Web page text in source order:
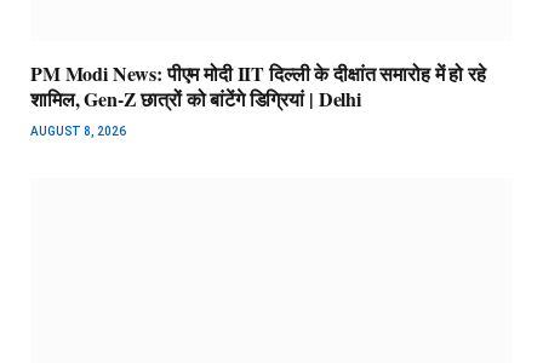
PM Modi News: पीएम मोदी IIT दिल्ली के दीक्षांत समारोह में हो रहे
शामिल, Gen-Z छात्रों को बांटेंगे डिग्रियां | Delhi
AUGUST 8, 2026